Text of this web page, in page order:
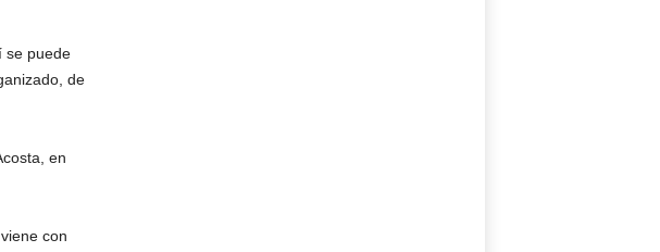
se puede
de
en
con